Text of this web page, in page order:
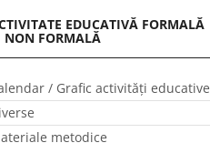
EDUCATIVĂ FORMALĂ
NON FORMALĂ
/ Grafic activităţi educative
metodice